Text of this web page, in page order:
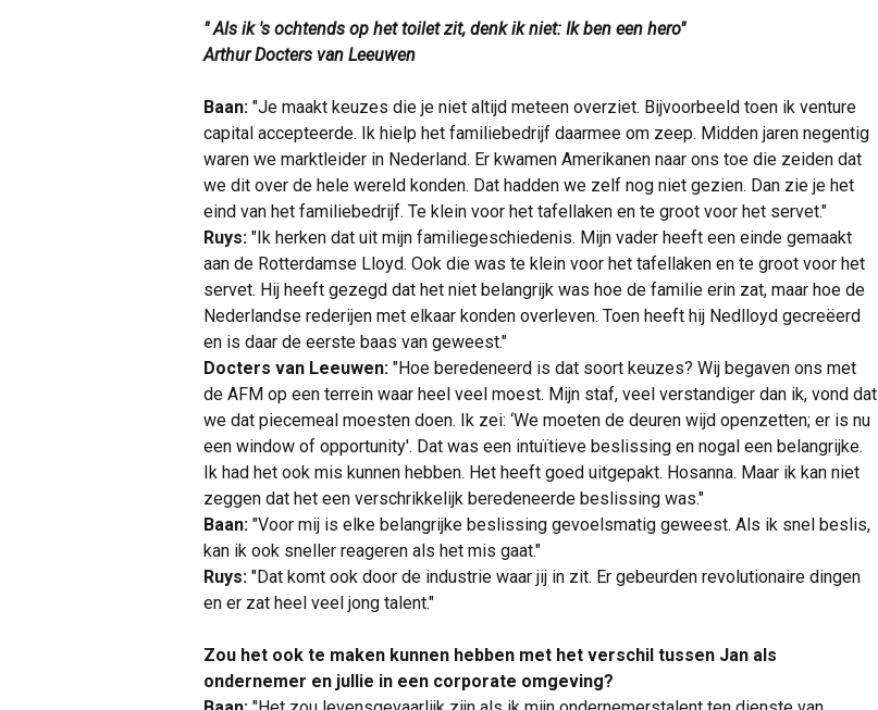
" Als ik 's ochtends op het toilet zit, denk ik niet: Ik ben een hero"
Arthur Docters van Leeuwen
Baan: "Je maakt keuzes die je niet altijd meteen overziet. Bijvoorbeeld toen ik venture
capital accepteerde. Ik hielp het familiebedrijf daarmee om zeep. Midden jaren negentig
waren we marktleider in Nederland. Er kwamen Amerikanen naar ons toe die zeiden dat
we dit over de hele wereld konden. Dat hadden we zelf nog niet gezien. Dan zie je het
eind van het familiebedrijf. Te klein voor het tafellaken en te groot voor het servet."
Ruys: "Ik herken dat uit mijn familiegeschiedenis. Mijn vader heeft een einde gemaakt
aan de Rotterdamse Lloyd. Ook die was te klein voor het tafellaken en te groot voor het
servet. Hij heeft gezegd dat het niet belangrijk was hoe de familie erin zat, maar hoe de
Nederlandse rederijen met elkaar konden overleven. Toen heeft hij Nedlloyd gecreëerd
en is daar de eerste baas van geweest."
Docters van Leeuwen: "Hoe beredeneerd is dat soort keuzes? Wij begaven ons met
de AFM op een terrein waar heel veel moest. Mijn staf, veel verstandiger dan ik, vond dat
we dat piecemeal moesten doen. Ik zei: ‘We moeten de deuren wijd openzetten; er is nu
een window of opportunity'. Dat was een intuïtieve beslissing en nogal een belangrijke.
Ik had het ook mis kunnen hebben. Het heeft goed uitgepakt. Hosanna. Maar ik kan niet
zeggen dat het een verschrikkelijk beredeneerde beslissing was."
Baan: "Voor mij is elke belangrijke beslissing gevoelsmatig geweest. Als ik snel beslis,
kan ik ook sneller reageren als het mis gaat."
Ruys: "Dat komt ook door de industrie waar jij in zit. Er gebeurden revolutionaire dingen
en er zat heel veel jong talent."
Zou het ook te maken kunnen hebben met het verschil tussen Jan als
ondernemer en jullie in een corporate omgeving?